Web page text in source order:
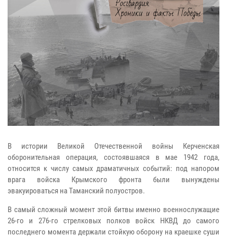
В истории Великой Отечественной войны Керченская
оборонительная операция, состоявшаяся в мае 1942 года,
относится к числу самых драматичных событий: под напором
врага войска Крымского фронта были вынуждены
эвакуироваться на Таманский полуостров.
В самый сложный момент этой битвы именно военнослужащие
26-го и 276-го стрелковых полков войск НКВД до самого
последнего момента держали стойкую оборону на краешке суши